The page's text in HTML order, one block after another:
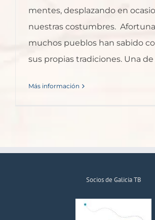
mentes, desplazando en
nuestras costumbres.
muchos pueblos han sabido
sus propias tradiciones. Una de
Más información
Socios de Galicia TB